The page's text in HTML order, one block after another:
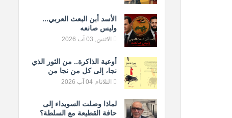
الأسد أبن البعث العربي...
وليس صانعه
الاثنين, 03 آب 2026
أوعية الذاكرة.. من الثور الذي
نجا، إلى كل من نجا من
النسيان
الثلاثاء, 04 آب 2026
لماذا وصلت السويداء إلى
حافة القطيعة مع السلطة؟